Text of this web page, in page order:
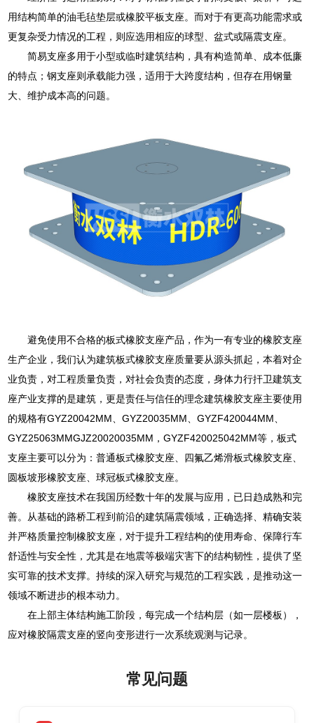
用结构简单的油毛毡垫层或橡胶平板支座。而对于有更高功能需求或
更复杂受力情况的工程，则应选用相应的球型、盆式或隔震支座。
简易支座多用于小型或临时建筑结构，具有构造简单、成本低廉
的特点；钢支座则承载能力强，适用于大跨度结构，但存在用钢量
大、维护成本高的问题。
避免使用不合格的板式橡胶支座产品，作为一有专业的橡胶支座
生产企业，我们认为建筑板式橡胶支座质量要从源头抓起，本着对企
业负责，对工程质量负责，对社会负责的态度，身体力行扞卫建筑支
座产业支撑的是建筑，更是责任与信任的理念建筑橡胶支座主要使用
的规格有GYZ20042MM、GYZ20035MM、GYZF420044MM、
GYZ25063MMGJZ20020035MM，GYZF420025042MM等，板式
支座主要可以分为：普通板式橡胶支座、四氟乙烯滑板式橡胶支座、
圆板坡形橡胶支座、球冠板式橡胶支座。
橡胶支座技术在我国历经数十年的发展与应用，已日趋成熟和完
善。从基础的路桥工程到前沿的建筑隔震领域，正确选择、精确安装
并严格质量控制橡胶支座，对于提升工程结构的使用寿命、保障行车
舒适性与安全性，尤其是在地震等极端灾害下的结构韧性，提供了坚
实可靠的技术支撑。持续的深入研究与规范的工程实践，是推动这一
领域不断进步的根本动力。
在上部主体结构施工阶段，每完成一个结构层（如一层楼板），
应对橡胶隔震支座的竖向变形进行一次系统观测与记录。
常见问题